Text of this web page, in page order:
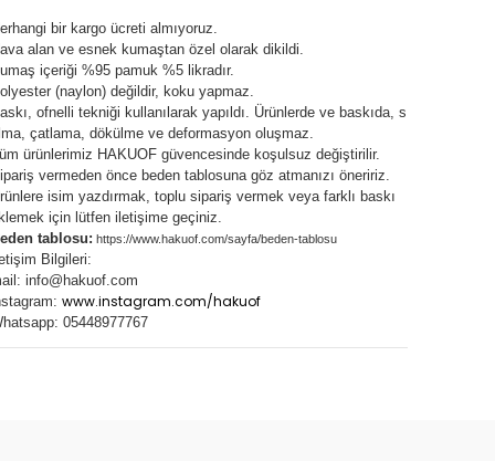
bir kargo ücreti almıyoruz.
alan ve esnek kumaştan özel olarak dikildi.
içeriği %95 pamuk %5 likradır.
(naylon) değildir, koku yapmaz.
ofnelli tekniği kullanılarak yapıldı. Ürünlerde ve baskıda, s
çatlama, dökülme ve deformasyon oluşmaz.
ürünlerimiz HAKUOF güvencesinde koşulsuz değiştirilir.
vermeden önce beden tablosuna göz atmanızı öneririz.
isim yazdırmak, toplu sipariş vermek veya farklı baskı
için lütfen iletişime geçiniz.
tablosu: https://www.hakuof.com/sayfa/beden-tablosu
Bilgileri:
info@hakuof.com
www.instagram.com/hakuof
05448977767